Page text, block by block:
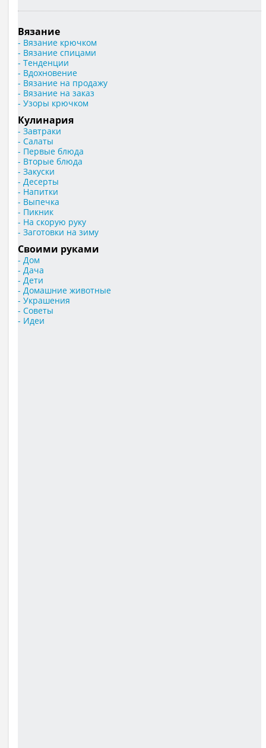
Вязание
- Вязание крючком
- Вязание спицами
- Тенденции
- Вдохновение
- Вязание на продажу
- Вязание на заказ
- Узоры крючком
Кулинария
- Завтраки
- Салаты
- Первые блюда
- Вторые блюда
- Закуски
- Десерты
- Напитки
- Выпечка
- Пикник
- На скорую руку
- Заготовки на зиму
Своими руками
- Дом
- Дача
- Дети
- Домашние животные
- Украшения
- Советы
- Идеи